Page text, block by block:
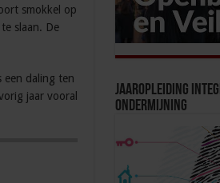
smokkel op
slaan. De
een daling ten
jaar vooral
Jaaropleiding
Ondermijning